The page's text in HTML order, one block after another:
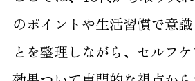
のポイントや生活習慣で意
とを整理しながら、セルフ